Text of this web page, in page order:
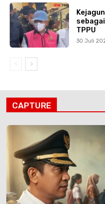
TPPU
30 Juli
CAPTURE